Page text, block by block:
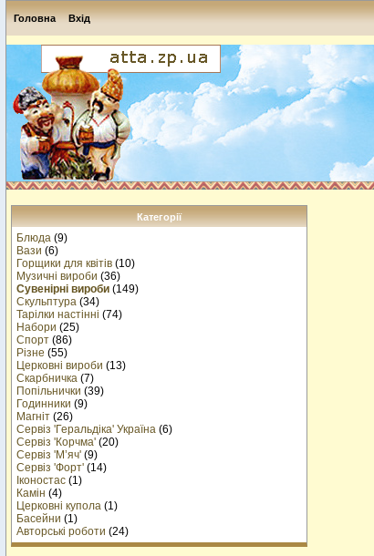
Головна Вхід
Категорії
Блюда (9)
Вази (6)
Горщики для квітів (10)
Музичнi вироби (36)
Сувенірні вироби (149)
Скульптура (34)
Тарілки настінні (74)
Набори (25)
Спорт (86)
Різне (55)
Церковні вироби (13)
Cкарбничка (7)
Попільнички (39)
Годинники (9)
Магніт (26)
Сервіз 'Геральдіка' Україна (6)
Сервіз 'Корчма' (20)
Сервіз 'М’яч' (9)
Сервіз 'Форт' (14)
Іконостас (1)
Камін (4)
Церковні купола (1)
Басейни (1)
Авторські роботи (24)